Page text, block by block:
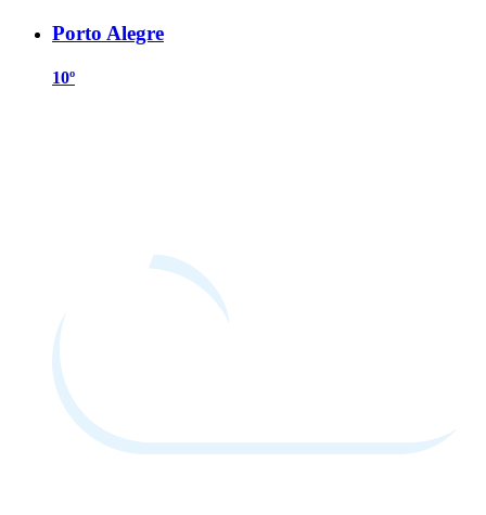
Porto Alegre
10º